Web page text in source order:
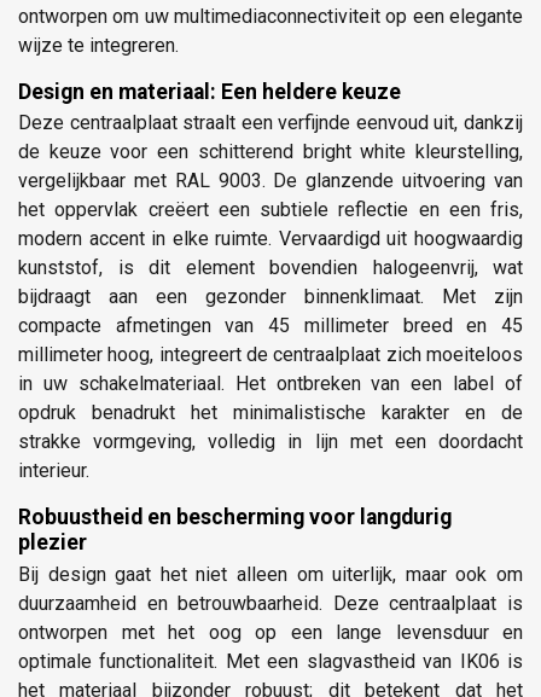
ontworpen om uw multimediaconnectiviteit op een elegante
wijze te integreren.
Design en materiaal: Een heldere keuze
Deze centraalplaat straalt een verfijnde eenvoud uit, dankzij
de keuze voor een schitterend bright white kleurstelling,
vergelijkbaar met RAL 9003. De glanzende uitvoering van
het oppervlak creëert een subtiele reflectie en een fris,
modern accent in elke ruimte. Vervaardigd uit hoogwaardig
kunststof, is dit element bovendien halogeenvrij, wat
bijdraagt aan een gezonder binnenklimaat. Met zijn
compacte afmetingen van 45 millimeter breed en 45
millimeter hoog, integreert de centraalplaat zich moeiteloos
in uw schakelmateriaal. Het ontbreken van een label of
opdruk benadrukt het minimalistische karakter en de
strakke vormgeving, volledig in lijn met een doordacht
interieur.
Robuustheid en bescherming voor langdurig
plezier
Bij design gaat het niet alleen om uiterlijk, maar ook om
duurzaamheid en betrouwbaarheid. Deze centraalplaat is
ontworpen met het oog op een lange levensduur en
optimale functionaliteit. Met een slagvastheid van IK06 is
het materiaal bijzonder robuust; dit betekent dat het